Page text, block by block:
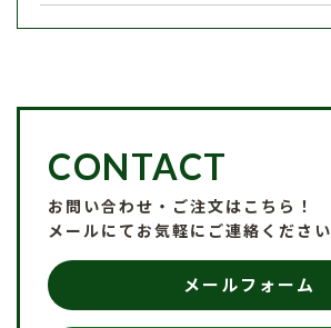
CONTACT
お問い合わせ・ご注文はこちら！
メールにてお気軽にご連絡ください
メールフォーム